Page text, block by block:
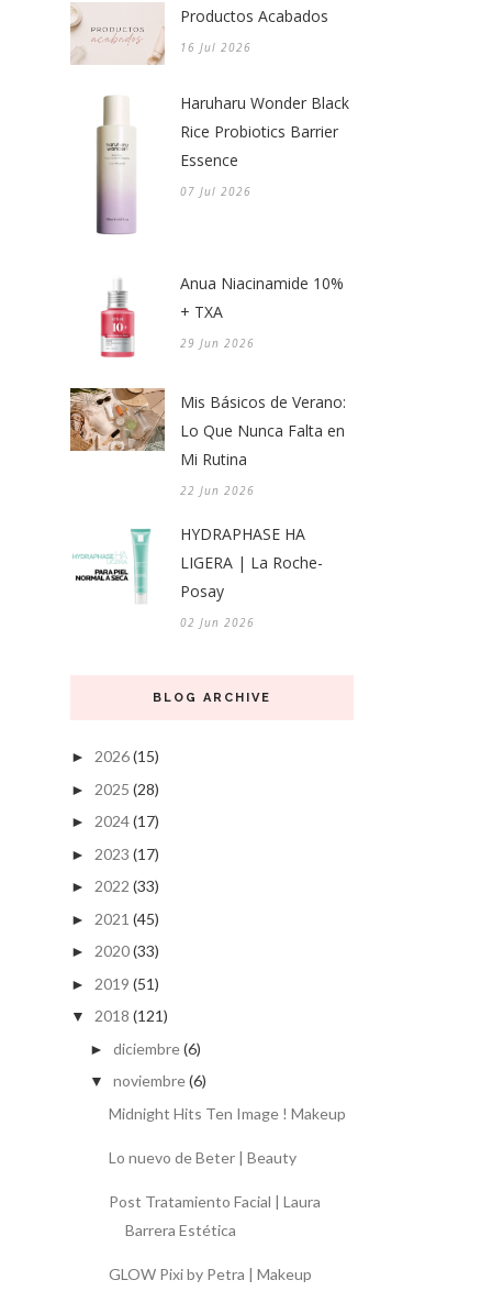
Productos Acabados
16 Jul 2026
Haruharu Wonder Black
Rice Probiotics Barrier
Essence
07 Jul 2026
Anua Niacinamide 10%
+ TXA
29 Jun 2026
Mis Básicos de Verano:
Lo Que Nunca Falta en
Mi Rutina
22 Jun 2026
HYDRAPHASE HA
LIGERA | La Roche-
Posay
02 Jun 2026
BLOG ARCHIVE
► 2026(15)
► 2025 (28)
► 2024(17)
► 2023 (17)
► 2022 (33)
► 2021 (45)
► 2020(33)
► 2019 (51)
▼ 2018 (121)
► diciembre(6)
▼ noviembre(6)
Midnight Hits Ten Image ! Makeup
Lo nuevo de Beter | Beauty
Post Tratamiento Facial | Laura
Barrera Estética
GLOW Pixi by Petra | Makeup